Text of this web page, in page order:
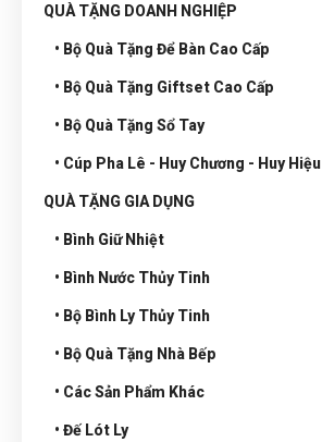
QUÀ TẶNG DOANH NGHIỆP
• Bộ Quà Tặng Để Bàn Cao Cấp
• Bộ Quà Tặng Giftset Cao Cấp
• Bộ Quà Tặng Sổ Tay
• Cúp Pha Lê - Huy Chương - Huy Hiệu
QUÀ TẶNG GIA DỤNG
• Bình Giữ Nhiệt
• Bình Nước Thủy Tinh
• Bộ Bình Ly Thủy Tinh
• Bộ Quà Tặng Nhà Bếp
• Các Sản Phẩm Khác
• Đế Lót Ly